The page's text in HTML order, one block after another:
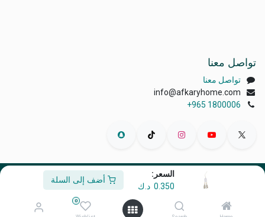
السعر:
0.350 د.ك
أضف إلى السلة
0
تواصل معنا
تواصل معنا
info@afkaryhome.com
+965 1800006
الْعَرَبيّة English (US)
مشغل بواسطة - رقم واحد التجارة الإلكترونية مفتوحة المصدر